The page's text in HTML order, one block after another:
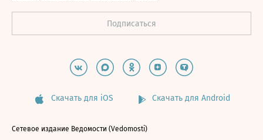
Скачать для iOS Скачать для Android
Сетевое издание Ведомости (Vedomosti)